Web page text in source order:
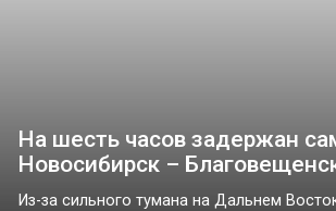
На шесть часов задержан
Новосибирск –
Из-за сильного тумана на Дальнем